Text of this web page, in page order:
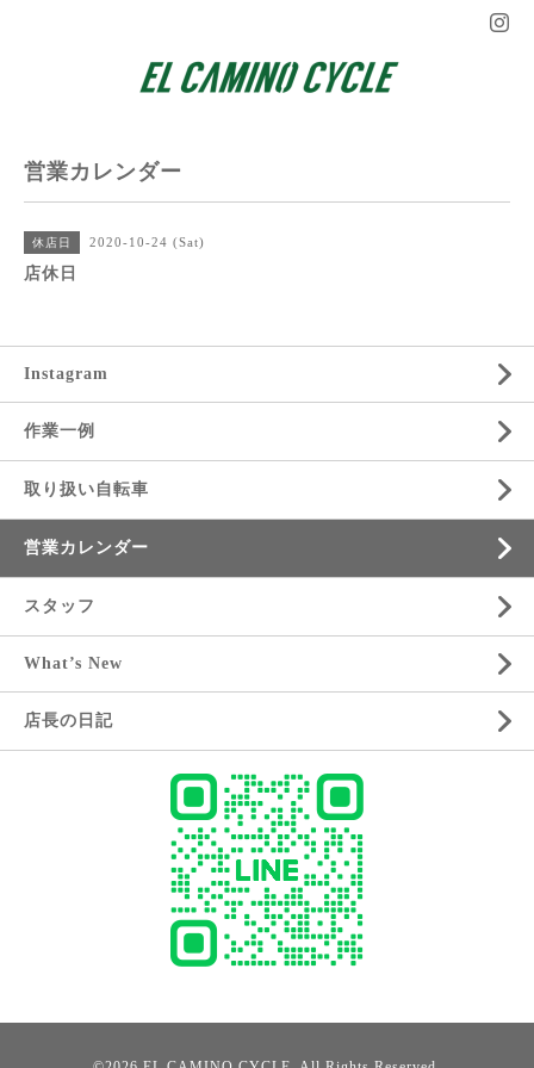
営業カレンダー
休店日 2020-10-24 (Sat)
店休日
Instagram
作業一例
取り扱い自転車
営業カレンダー
スタッフ
What’s New
店長の日記